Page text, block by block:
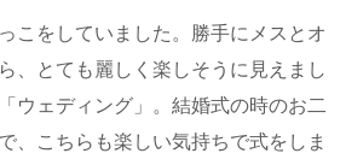
こをしていました。勝手にメスとオ
、とても麗しく楽しそうに見えまし
ウェディング」。結婚式の時のお二
、こちらも楽しい気持ちで式をしま